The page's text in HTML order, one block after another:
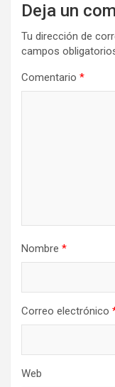
Deja un
Tu dirección de
campos
Comentario *
Nombre *
Correo electrónico
Web